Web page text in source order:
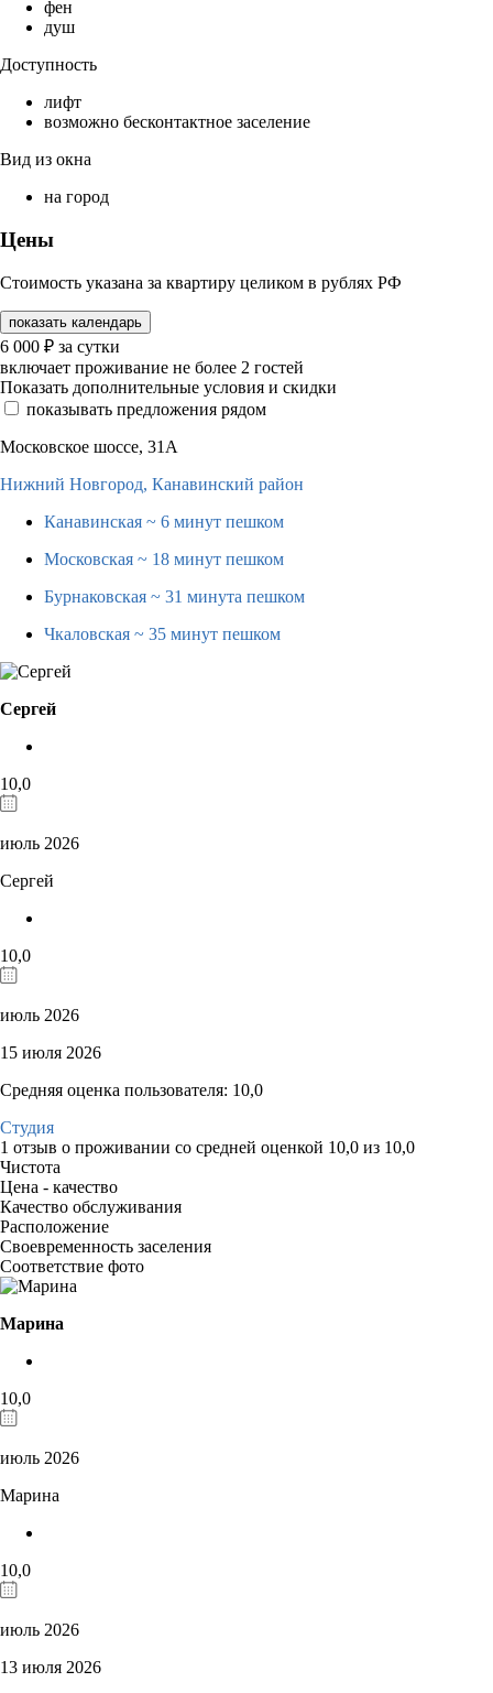
фен
душ
Доступность
лифт
возможно бесконтактное заселение
Вид из окна
на город
Цены
Стоимость указана за квартиру целиком в рублях РФ
показать календарь
6 000 ₽ за сутки
включает проживание не более 2 гостей
Показать дополнительные условия и скидки
показывать предложения рядом
Московское шоссе, 31А
Нижний Новгород, Канавинский район
Канавинская ~ 6 минут пешком
Московская ~ 18 минут пешком
Бурнаковская ~ 31 минута пешком
Чкаловская ~ 35 минут пешком
Сергей
10,0
июль 2026
Сергей
10,0
июль 2026
15 июля 2026
Средняя оценка пользователя: 10,0
Студия
1 отзыв о проживании со средней оценкой 10,0 из 10,0
Чистота
Цена - качество
Качество обслуживания
Расположение
Своевременность заселения
Соответствие фото
Марина
10,0
июль 2026
Марина
10,0
июль 2026
13 июля 2026